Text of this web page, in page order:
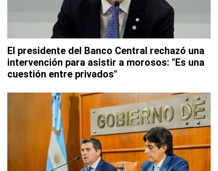
El presidente del Banco Central rechazó una
intervención para asistir a morosos: "Es una
cuestión entre privados"